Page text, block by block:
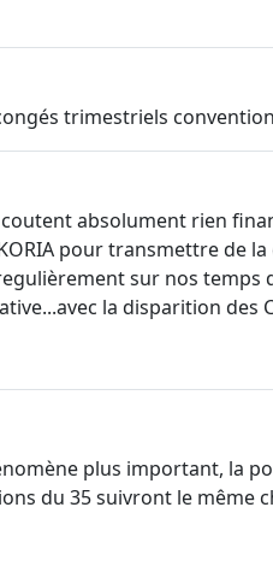
trimestriels
absolument rien
pour transmettre de
sur nos temps
la disparition des
plus important, la
du 35 suivront le même